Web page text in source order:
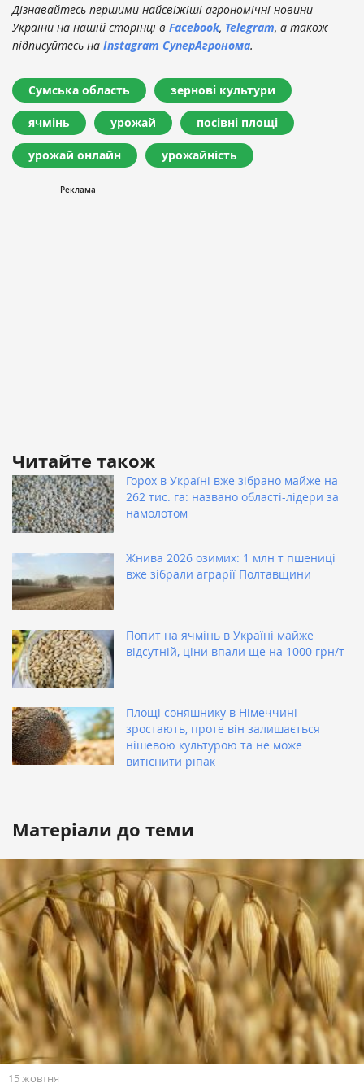
Дізнавайтесь першими найсвіжіші агрономічні новини
України на нашій сторінці в Facebook, Telegram, а також
підписуйтесь на Instagram СуперАгронома.
Сумська область зернові культури
ячмінь урожай посівні площі
урожай онлайн урожайність
Читайте також
Горох в Україні вже зібрано майже на
262 тис. га: названо області-лідери за
намолотом
Жнива 2026 озимих: 1 млн т пшениці
вже зібрали аграрії Полтавщини
Попит на ячмінь в Україні майже
відсутній, ціни впали ще на 1000 грн/т
Площі соняшнику в Німеччині
зростають, проте він залишається
нішевою культурою та не може
витіснити ріпак
Матеріали до теми
15 жовтня